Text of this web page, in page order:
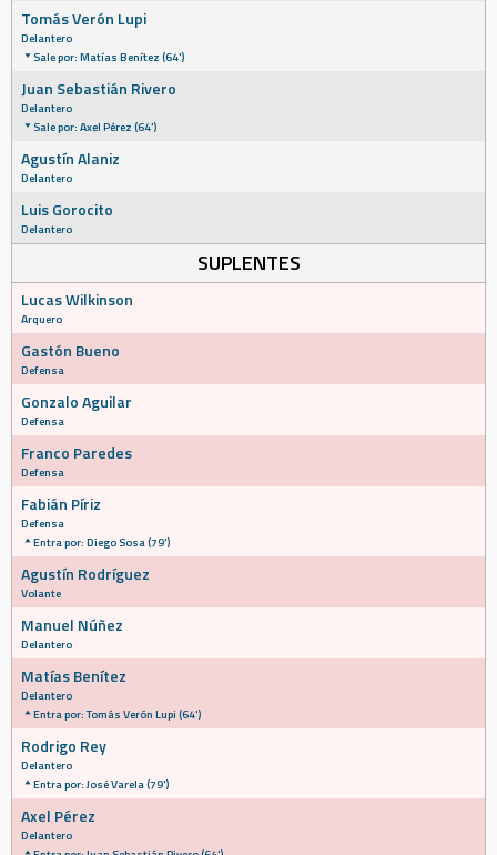
Tomás Verón Lupi
Delantero
Sale por: Matías Benítez (64')
Juan Sebastián Rivero
Delantero
Sale por: Axel Pérez (64')
Agustín Alaniz
Delantero
Luis Gorocito
Delantero
SUPLENTES
Lucas Wilkinson
Arquero
Gastón Bueno
Defensa
Gonzalo Aguilar
Defensa
Franco Paredes
Defensa
Fabián Píriz
Defensa
Entra por: Diego Sosa (79')
Agustín Rodríguez
Volante
Manuel Núñez
Delantero
Matías Benítez
Delantero
Entra por: Tomás Verón Lupi (64')
Rodrigo Rey
Delantero
Entra por: José Varela (79')
Axel Pérez
Delantero